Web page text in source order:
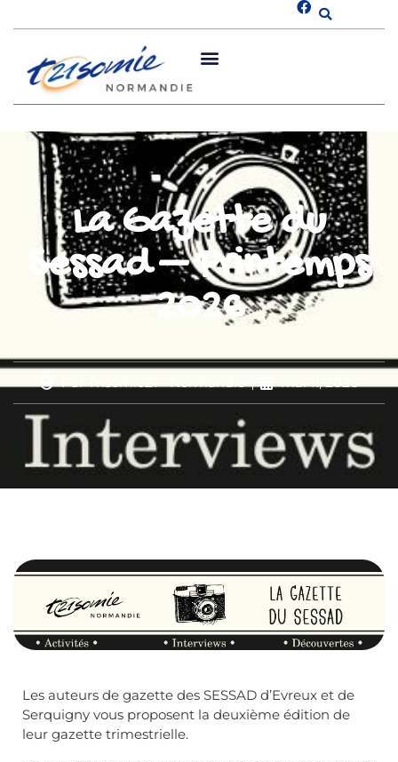
La Gazette du
Sessad – Printemps
2026
ParTrisomie21 - Normandie mai 11, 2026
Les auteurs de gazette des SESSAD d’Evreux et de
Serquigny vous proposent la deuxième édition de
leur gazette trimestrielle.